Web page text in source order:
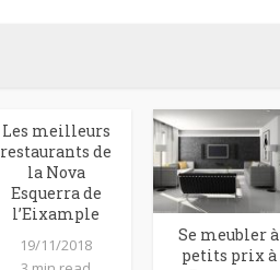
Les meilleurs
restaurants de
la Nova
Esquerra de
l’Eixample
19/11/2018
Se meubler à
petits prix à